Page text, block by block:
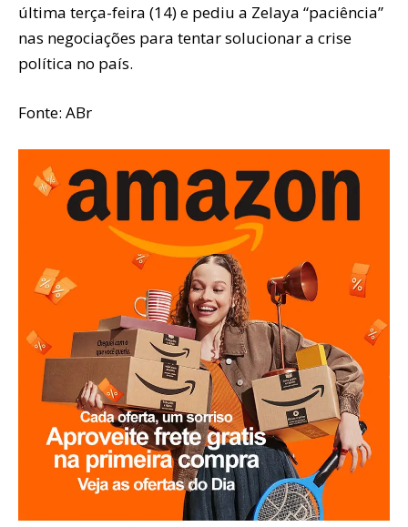
última terça-feira (14) e pediu a Zelaya “paciência”
nas negociações para tentar solucionar a crise
política no país.
Fonte: ABr